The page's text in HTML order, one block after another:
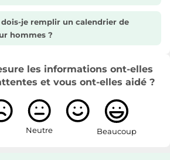
je remplir un calendrier de
hommes ?
les informations ont-elles
et vous ont-elles aidé ?
Neutre Beaucoup